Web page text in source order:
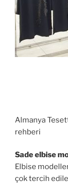
Almanya
rehberi
Sade elbise
Elbise
çok tercih